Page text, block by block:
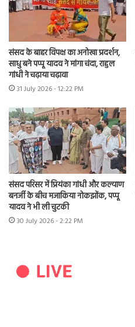
संसद के बाहर विपक्ष का अनोखा प्रदर्शन,
साधु बने पप्पू यादव ने मांगा चंदा, राहुल
गांधी ने चढ़ाया चढ़ावा
31 July 2026 - 12:22 PM
संसद परिसर में प्रियंका गांधी और कल्याण
बनर्जी के बीच मजाकिया नोकझोंक, पप्पू
यादव ने भी ली चुटकी
30 July 2026 - 2:22 PM